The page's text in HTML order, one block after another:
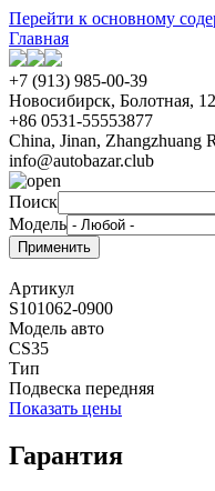
Перейти к основному
Главная
+7 (913) 985-00-39
Новосибирск, Болотная,
+86 0531-55553877
China, Jinan, Zhangzhuang
info@autobazar.club
Поиск
Модель
Артикул
S101062-0900
Модель авто
CS35
Тип
Подвеска передняя
Показать цены
Гарантия